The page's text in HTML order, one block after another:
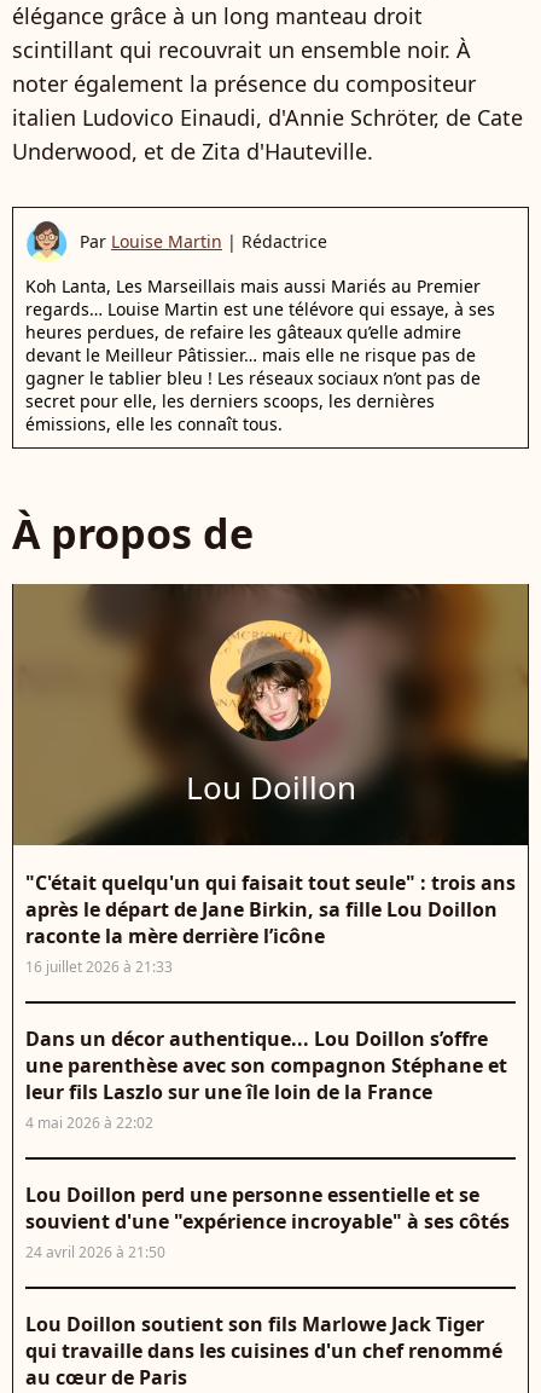
élégance grâce à un long manteau droit
scintillant qui recouvrait un ensemble noir. À
noter également la présence du compositeur
italien Ludovico Einaudi, d'Annie Schröter, de Cate
Underwood, et de Zita d'Hauteville.
Par Louise Martin | Rédactrice
Koh Lanta, Les Marseillais mais aussi Mariés au Premier
regards… Louise Martin est une télévore qui essaye, à ses
heures perdues, de refaire les gâteaux qu’elle admire
devant le Meilleur Pâtissier… mais elle ne risque pas de
gagner le tablier bleu ! Les réseaux sociaux n’ont pas de
secret pour elle, les derniers scoops, les dernières
émissions, elle les connaît tous.
À propos de
Lou Doillon
"C'était quelqu'un qui faisait tout seule" : trois ans
après le départ de Jane Birkin, sa fille Lou Doillon
raconte la mère derrière l’icône
16 juillet 2026 à 21:33
Dans un décor authentique... Lou Doillon s’offre
une parenthèse avec son compagnon Stéphane et
leur fils Laszlo sur une île loin de la France
4 mai 2026 à 22:02
Lou Doillon perd une personne essentielle et se
souvient d'une "expérience incroyable" à ses côtés
24 avril 2026 à 21:50
Lou Doillon soutient son fils Marlowe Jack Tiger
qui travaille dans les cuisines d'un chef renommé
au cœur de Paris